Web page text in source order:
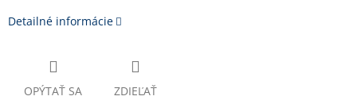
Detailné informácie
OPÝTAŤ SA ZDIEĽAŤ